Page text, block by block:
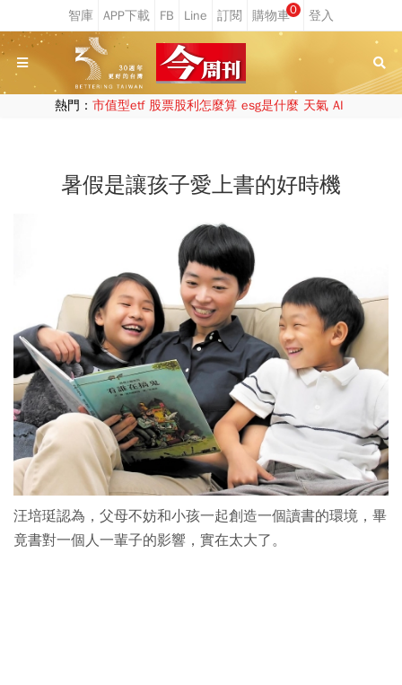
0
熱門： 市值型etf 股票股利怎麼算 esg是什麼 天氣 AI
暑假是讓孩子愛上書的好時機
汪培珽認為，父母不妨和小孩一起創造一個讀書的環境，畢
竟書對一個人一輩子的影響，實在太大了。